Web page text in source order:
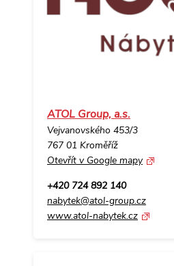
ATOL Group, a.s.
Vejvanovského 453/3
767 01 Kroměříž
Otevřít v Google mapy
+420 724 892 140
nabytek@atol-group.cz
www.atol-nabytek.cz